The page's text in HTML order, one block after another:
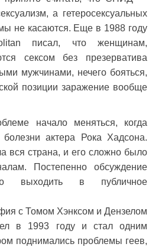
а гетеросексуальных
не касаются. Еще в 1988 году
писал, что женщинам,
сексом без презерватива
мужчинами, нечего бояться,
позиции заражение вообще
начало меняться, когда
актера Рока Хадсона.
вся страна, и его сложно было
Постепенно обсуждение
выходить в публичное
с Томом Хэнксом и Дензелом
в 1993 году и стал одним
поднимались проблемы геев,